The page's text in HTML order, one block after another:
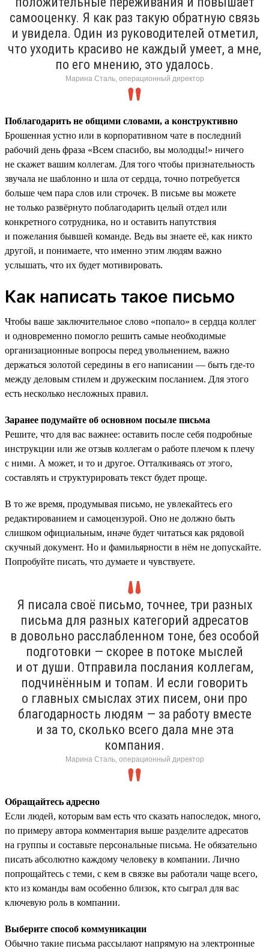
самооценку. Я как раз такую обратную связь
и увидела. Один из руководителей отметил,
что уходить красиво не каждый умеет, а мне,
по его мнению, это удалось.
Марина Сталь, операционный директор
Поблагодарить не общими словами, а конструктивно
Брошенная устно или в корпоративном чате в последний
рабочий день фраза «Всем спасибо, вы молодцы!» ничего
не скажет вашим коллегам. Для того чтобы признательность
звучала не шаблонно и шла от сердца, точно потребуется
больше чем пара слов или строчек. В письме вы можете
не только развёрнуто поблагодарить целый отдел или
конкретного сотрудника, но и оставить напутствия
и пожелания бывшей команде. Ведь вы знаете её, как никто
другой, и понимаете, что именно этим людям важно
услышать, что их будет мотивировать.
Как написать такое письмо
Чтобы ваше заключительное слово «попало» в сердца коллег
и одновременно помогло решить самые необходимые
организационные вопросы перед увольнением, важно
держаться золотой середины в его написании — быть где-то
между деловым стилем и дружеским посланием. Для этого
есть несколько несложных правил.
Заранее подумайте об основном посыле письма
Решите, что для вас важнее: оставить после себя подробные
инструкции или же отзыв коллегам о работе плечом к плечу
с ними. А может, и то и другое. Отталкиваясь от этого,
составлять и структурировать текст будет проще.
В то же время, продумывая письмо, не увлекайтесь его
редактированием и самоцензурой. Оно не должно быть
слишком официальным, иначе будет читаться как рядовой
скучный документ. Но и фамильярности в нём не допускайте.
Попробуйте писать, что думаете и чувствуете.
Я писала своё письмо, точнее, три разных
письма для разных категорий адресатов
в довольно расслабленном тоне, без особой
подготовки — скорее в потоке мыслей
и от души. Отправила послания коллегам,
подчинённым и топам. И если говорить
о главных смыслах этих писем, они про
благодарность людям — за работу вместе
и за то, сколько всего дала мне эта
компания.
Марина Сталь, операционный директор
Обращайтесь адресно
Если людей, которым вам есть что сказать напоследок, много,
по примеру автора комментария выше разделите адресатов
на группы и составьте персональные письма. Не обязательно
писать абсолютно каждому человеку в компании. Лично
попрощайтесь с теми, с кем в связке вы работали чаще всего,
кто из команды вам особенно близок, кто сыграл для вас
ключевую роль в компании.
Выберите способ коммуникации
Обычно такие письма рассылают напрямую на электронные